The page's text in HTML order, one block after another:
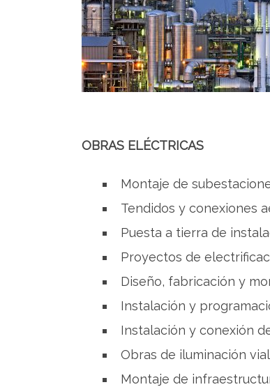
OBRAS ELÉCTRICAS
Montaje de
Tendidos y conexiones
Puesta a tierra de
Proyectos de
Diseño, fabricación y
Instalación y
Instalación y conexión
Obras de iluminación
Montaje de